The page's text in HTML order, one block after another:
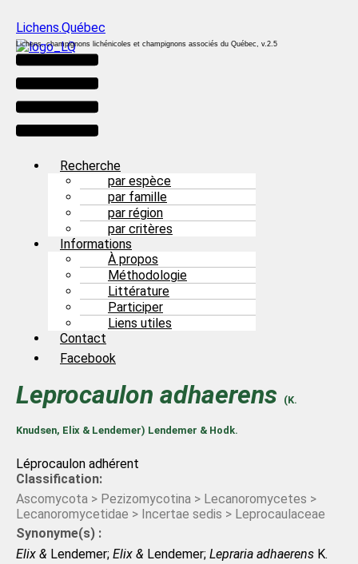
Lichens.Québec
Lichens, champignons lichénicoles et champignons associés du Québec, v.2.5
Menu
Recherche
par espèce
par famille
par région
par critères
Informations
À propos
Méthodologie
Littérature
Participer
Liens utiles
Contact
Facebook
Leprocaulon adhaerens (K.
Knudsen, Elix & Lendemer) Lendemer & Hodk.
Léprocaulon adhérent
Classification:
Ascomycota > Pezizomycotina > Lecanoromycetes >
Lecanoromycetidae > Incertae sedis > Leprocaulaceae
Synonyme(s) :
Elix & Lendemer; Elix & Lendemer; Lepraria adhaerens K.